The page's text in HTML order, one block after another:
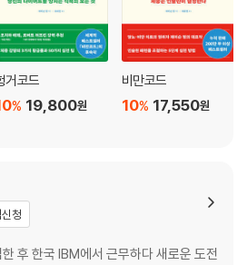
거코드
19,800원
%
비만코드
17,550원
10%
청
후 한국 IBM에서 근무하다 새로운 도전